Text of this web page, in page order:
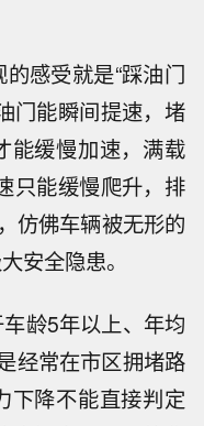
感受就是“踩油门
门能瞬间提速，堵
能缓慢加速，满载
只能缓慢爬升，排
仿佛车辆被无形的
安全隐患。
龄5年以上、年均
经常在市区拥堵路
下降不能直接判定